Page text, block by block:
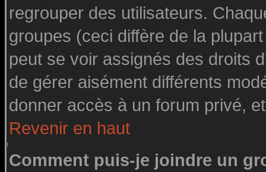
regrouper des utilisateurs.
groupes (ceci diffère de la
peut se voir assignés des droits
de gérer aisément différents
donner accès à un forum privé,
Revenir en haut
Comment puis-je joindre un